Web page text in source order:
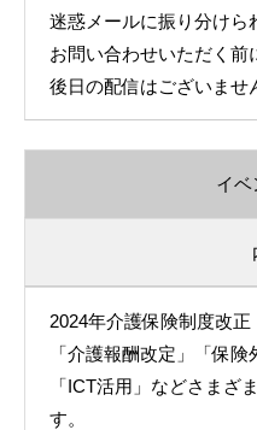
迷惑メールに振り分けら
お問い合わせいただく前
後日の配信はございませ
イベ
2024年介護保険制度改正
「介護報酬改定」「保険
「ICT活用」などさまざ
す。